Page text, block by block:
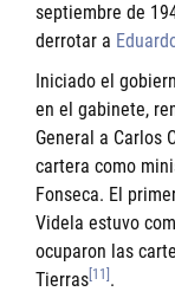
septiembre de
derrotar a
Iniciado el
en el gabinete,
General a Carlos
cartera como
Fonseca. El
Videla estuvo
ocuparon las
Tierras [11] .